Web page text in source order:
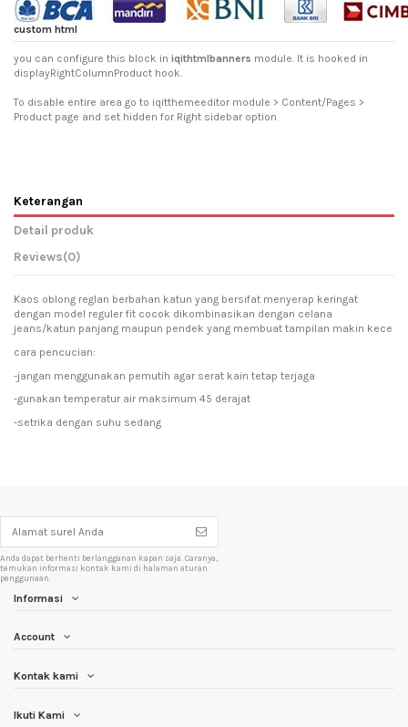
custom html
you can configure this block in iqithtmlbanners module. It is hooked in
displayRightColumnProduct hook.
To disable entire area go to iqitthemeeditor module > Content/Pages >
Product page and set hidden for Right sidebar option
Keterangan
Detail produk
Reviews(0)
Kaos oblong reglan berbahan katun yang bersifat menyerap keringat
dengan model reguler fit cocok dikombinasikan dengan celana
jeans/katun panjang maupun pendek yang membuat tampilan makin kece
cara pencucian:
-jangan menggunakan pemutih agar serat kain tetap terjaga
-gunakan temperatur air maksimum 45 derajat
-setrika dengan suhu sedang
Anda dapat berhenti berlangganan kapan saja. Caranya,
temukan informasi kontak kami di halaman aturan
penggunaan.
Informasi
Account
Kontak kami
Ikuti Kami